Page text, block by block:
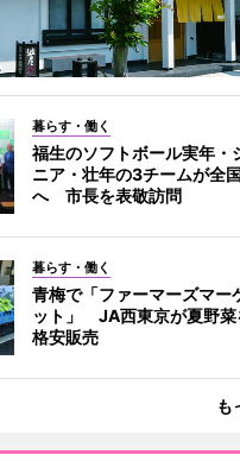
暮らす・働く
福生のソフトボール実年・
ニア・壮年の3チームが全国
へ 市長を表敬訪問
暮らす・働く
青梅で「ファーマーズマー
ット」 JA西東京が夏野菜
格安販売
も